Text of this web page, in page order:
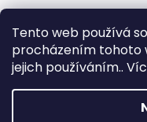
Tento web používá
procházením tohoto
jejich používáním..